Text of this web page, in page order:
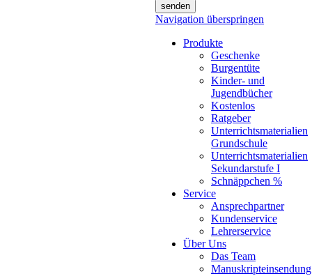
senden
Navigation überspringen
Produkte
Geschenke
Burgentüte
Kinder- und
Jugendbücher
Kostenlos
Ratgeber
Unterrichtsmaterialien
Grundschule
Unterrichtsmaterialien
Sekundarstufe I
Schnäppchen %
Service
Ansprechpartner
Kundenservice
Lehrerservice
Über Uns
Das Team
Manuskripteinsendung